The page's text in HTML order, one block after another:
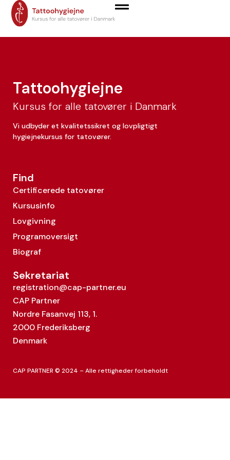
Rozarin Karakecili
Tattoohygiejne
Kursus for alle tatovører i Danmark
Vi udbyder et kvalitetssikret og lovpligtigt
hygiejnekursus for tatovører.
Find
Certificerede tatovører
Kursusinfo
Lovgivning
Programoversigt
Biograf
Sekretariat
registration@cap-partner.eu
CAP Partner
Nordre Fasanvej 113, 1.
2000 Frederiksberg
Denmark
CAP PARTNER © 2024 – Alle rettigheder forbeholdt